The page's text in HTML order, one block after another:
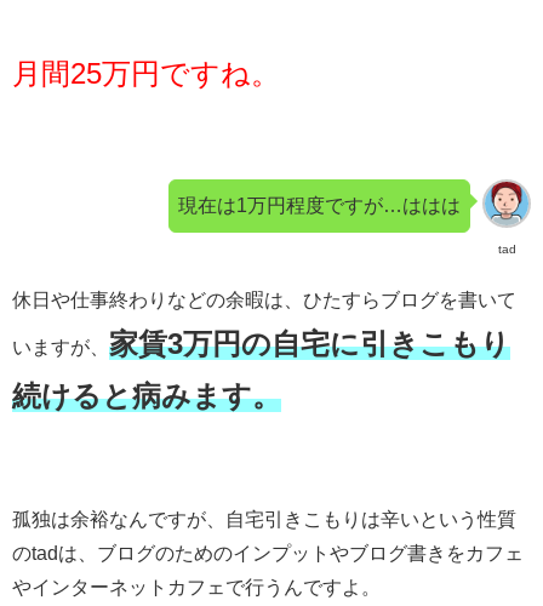
月間25万円ですね。
tad
現在は1万円程度ですが…ははは
休日や仕事終わりなどの余暇は、ひたすらブログを書いて
いますが、 家賃3万円の自宅に引きこもり
続けると病みます。
孤独は余裕なんですが、自宅引きこもりは辛いという性質
のtadは、ブログのためのインプットやブログ書きをカフェ
やインターネットカフェで行うんですよ。